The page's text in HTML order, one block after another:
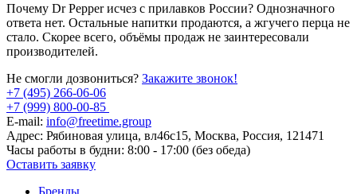
Почему Dr Pepper исчез с прилавков России? Однозначного
ответа нет. Остальные напитки продаются, а жгучего перца не
стало. Скорее всего, объёмы продаж не заинтересовали
производителей.
Не смогли дозвониться? Закажите звонок!
+7 (495) 266-06-06
+7 (999) 800-00-85
E-mail: info@freetime.group
Адрес: Рябиновая улица, вл46с15, Москва, Россия, 121471
Часы работы в будни: 8:00 - 17:00 (без обеда)
Оставить заявку
Бренды